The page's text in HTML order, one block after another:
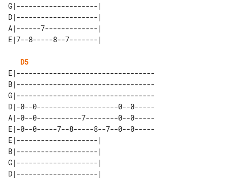
G|--------------------|
D|--------------------|
A|------7-------------|
D5
E|----------------------------------
B|----------------------------------
G|----------------------------------
D|-0--0--------------------0--0-----
A|-0--0-----------7--------0--0-----
E|-0--0-----7--8-----8--7--0--0-----
E|--------------------|
B|--------------------|
G|--------------------|
D|--------------------|